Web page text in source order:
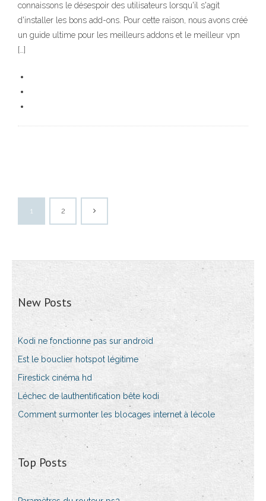
connaissons le désespoir des utilisateurs lorsqu'il s'agit
d'installer les bons add-ons. Pour cette raison, nous avons créé
un guide ultime pour les meilleurs addons et le meilleur vpn
[…]
1 2
New Posts
Kodi ne fonctionne pas sur android
Est le bouclier hotspot légitime
Firestick cinéma hd
Léchec de lauthentification bête kodi
Comment surmonter les blocages internet à lécole
Top Posts